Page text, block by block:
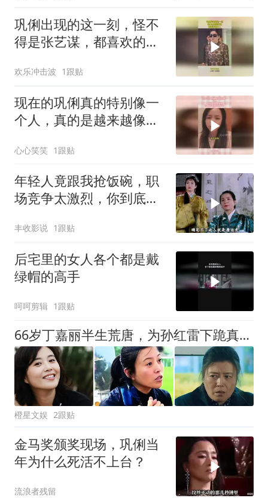
巩俐出现的这一刻，怪不
得是张艺谋，都喜欢的女
欢乐冲击波 1跟贴
现在的巩俐真的特别像一
个人，真的是越来越像，
心心笑笑 1跟贴
年轻人竟跟我抢饭碗，职
场竞争太激烈，你到底哪
丰收影说 1跟贴
后宅里的女人各个都是戴
绿帽的高手
呵呵剪辑 1跟贴
66岁丁嘉丽半生荒唐，为孙红雷下跪真相曝光
橙星文娱 2跟贴
金马奖颁奖现场，巩俐当
年为什么死活不上台？
流浪者残留